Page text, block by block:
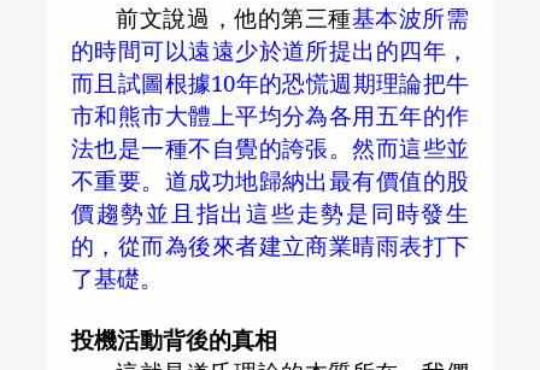
前文說過，他的第三種基本波所需
的時間可以遠遠少於道所提出的四年，
而且試圖根據10年的恐慌週期理論把牛
市和熊市大體上平均分為各用五年的作
法也是一種不自覺的誇張。然而這些並
不重要。道成功地歸納出最有價值的股
價趨勢並且指出這些走勢是同時發生
的，從而為後來者建立商業晴雨表打下
了基礎。
投機活動背後的真相